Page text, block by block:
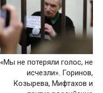
«Мы не потеряли голос, не
исчезли». Горинов,
Козырева, Мифтахов и